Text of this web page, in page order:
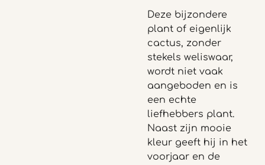
Deze bijzondere
plant of eigenlijk
cactus, zonder
stekels weliswaar,
wordt niet vaak
aangeboden en is
een echte
liefhebbers plant.
Naast zijn mooie
kleur geeft hij in het
voorjaar en de